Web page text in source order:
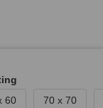
60
70 x 70